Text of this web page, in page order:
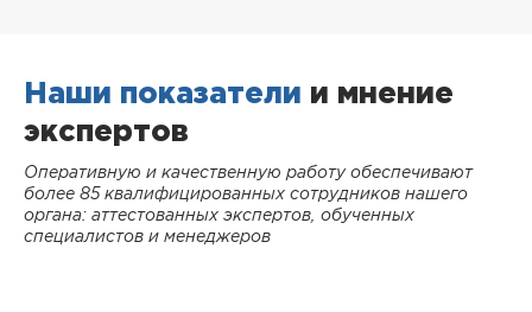
Наши показатели и мнение
экспертов
Оперативную и качественную работу обеспечивают
более 85 квалифицированных сотрудников нашего
органа: аттестованных экспертов, обученных
специалистов и менеджеров